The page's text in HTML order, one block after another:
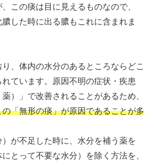
この痰は目に見えるものなので、
膿した時に出る膿もこれに含まれま
、体内の水分のあるところならどこ
ています。原因不明の症状・疾患
）」で改善されることがあるため、
「無形の痰」が原因であることが多
が不足した時に、水分を補う薬を
とって不要な水分）を除く方法を、